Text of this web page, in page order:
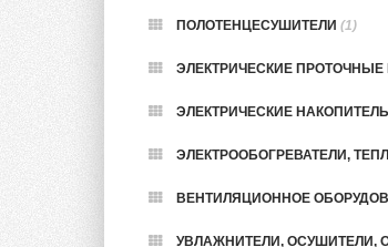
ПОЛОТЕНЦЕСУШИТЕЛИ (1)
ЭЛЕКТРИЧЕСКИЕ ПРОТОЧНЫЕ
ЭЛЕКТРИЧЕСКИЕ
ЭЛЕКТРООБОГРЕВАТЕЛИ,
ВЕНТИЛЯЦИОННОЕ
УВЛАЖНИТЕЛИ, ОСУШИТЕЛИ,